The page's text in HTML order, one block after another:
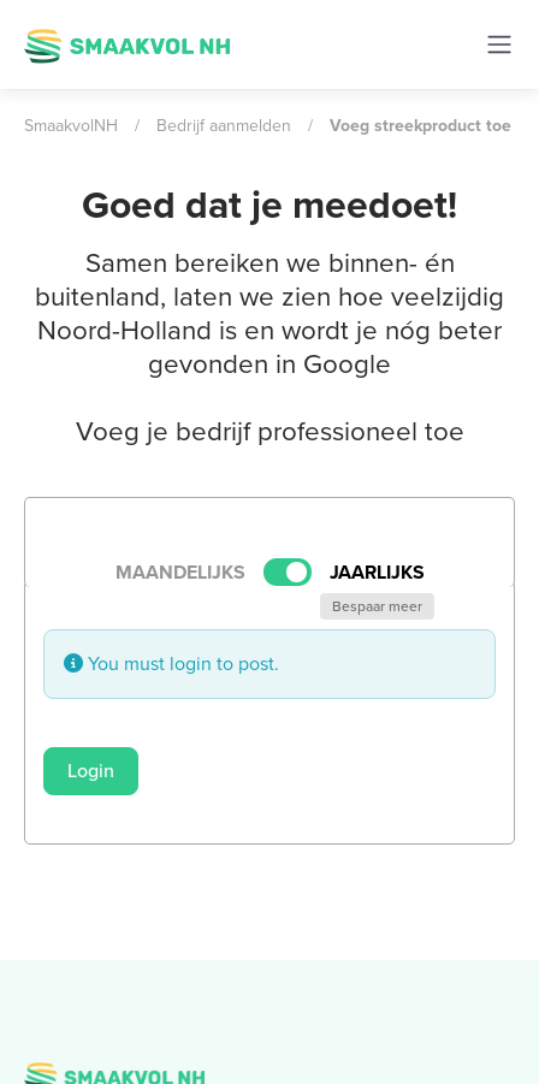
SmaakvolNH / Bedrijf aanmelden / Voeg streekproduct toe
Goed dat je meedoet!
Samen bereiken we binnen- én
buitenland, laten we zien hoe veelzijdig
Noord-Holland is en wordt je nóg beter
gevonden in Google
Voeg je bedrijf professioneel toe
MAANDELIJKS JAARLIJKS
Bespaar meer
You must login to post.
Login